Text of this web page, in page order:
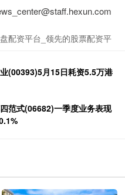
配资平台_领先的股票配资平
(00393)5月15日耗资5.5万港
范式(06682)一季度业务表现